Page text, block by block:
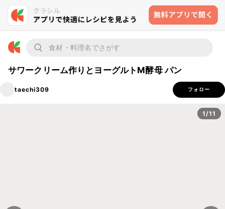
サワークリーム作りとヨーグルトM酵母 パン
taechi309 フォロー
1/11